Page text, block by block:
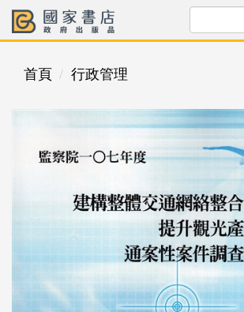
首頁 行政管理